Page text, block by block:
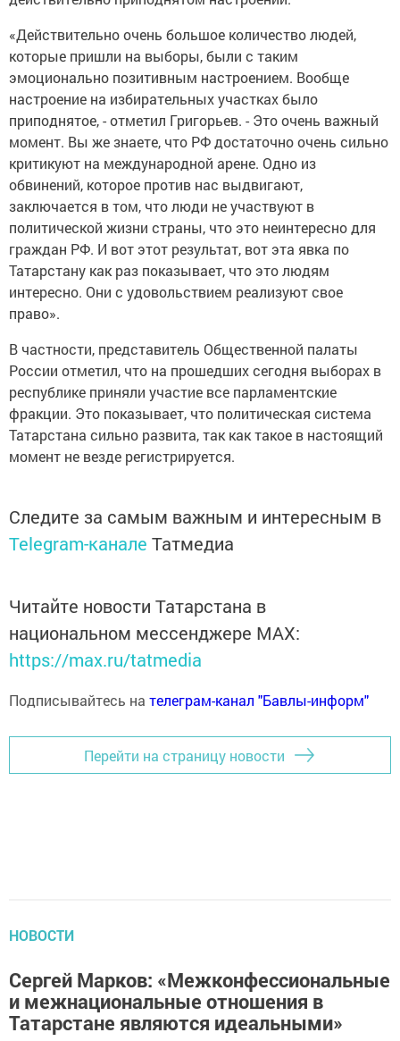
«Действительно очень большое количество людей,
которые пришли на выборы, были с таким
эмоционально позитивным настроением. Вообще
настроение на избирательных участках было
приподнятое, - отметил Григорьев. - Это очень важный
момент. Вы же знаете, что РФ достаточно очень сильно
критикуют на международной арене. Одно из
обвинений, которое против нас выдвигают,
заключается в том, что люди не участвуют в
политической жизни страны, что это неинтересно для
граждан РФ. И вот этот результат, вот эта явка по
Татарстану как раз показывает, что это людям
интересно. Они с удовольствием реализуют свое
право».
В частности, представитель Общественной палаты
России отметил, что на прошедших сегодня выборах в
республике приняли участие все парламентские
фракции. Это показывает, что политическая система
Татарстана сильно развита, так как такое в настоящий
момент не везде регистрируется.
Следите за самым важным и интересным в
Telegram-канале Татмедиа
Читайте новости Татарстана в
национальном мессенджере MАХ:
https://max.ru/tatmedia
Подписывайтесь на телеграм-канал "Бавлы-информ"
Перейти на страницу новости
НОВОСТИ
Сергей Марков: «Межконфессиональные
и межнациональные отношения в
Татарстане являются идеальными»